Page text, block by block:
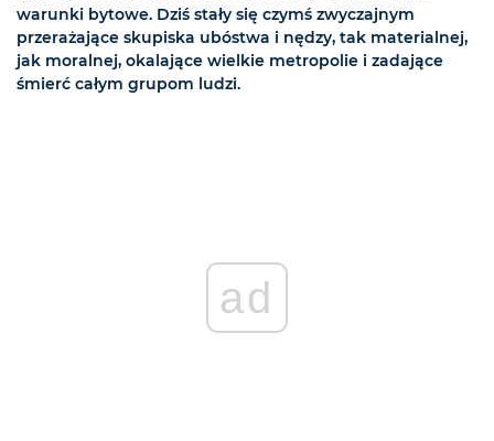
warunki bytowe. Dziś stały się czymś zwyczajnym
przerażające skupiska ubóstwa i nędzy, tak materialnej,
jak moralnej, okalające wielkie metropolie i zadające
śmierć całym grupom ludzi.
ad